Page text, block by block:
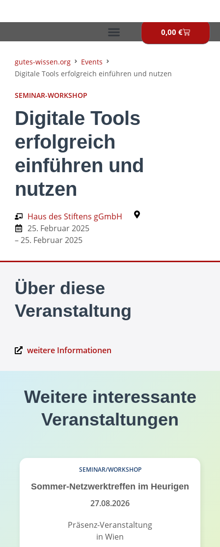
0,00 €
gutes-wissen.org
Events
Digitale Tools erfolgreich einführen und nutzen
SEMINAR-WORKSHOP
Digitale Tools
erfolgreich
einführen und
nutzen
Haus des Stiftens gGmbH
25. Februar 2025
– 25. Februar 2025
Über diese
Veranstaltung
weitere Informationen
Weitere interessante
Veranstaltungen
SEMINAR/WORKSHOP
Sommer-Netzwerktreffen im Heurigen
27.08.2026
Präsenz-Veranstaltung
in Wien